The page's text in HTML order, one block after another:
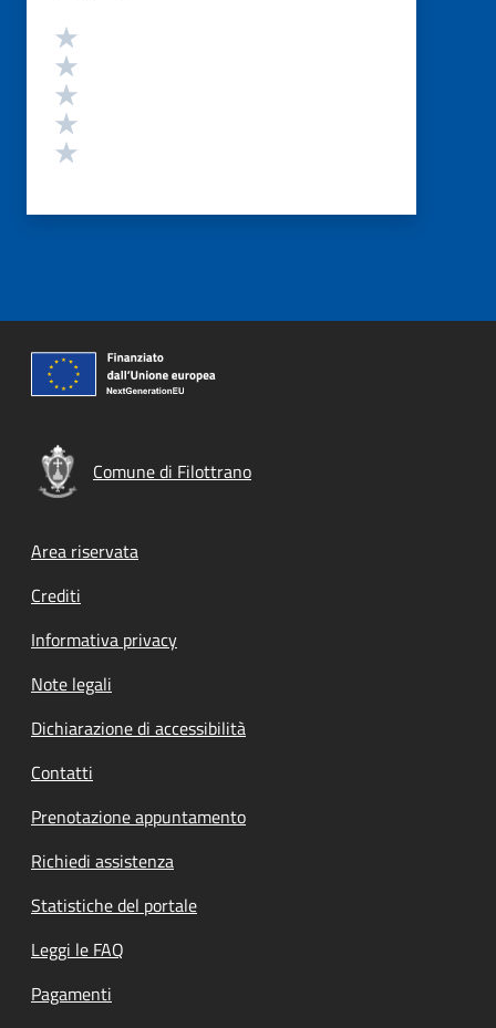
Valutazione
Comune di Filottrano
Footer menu
Area riservata
Crediti
Informativa privacy
Note legali
Dichiarazione di accessibilità
Contatti
Prenotazione appuntamento
Richiedi assistenza
Statistiche del portale
Leggi le FAQ
Pagamenti